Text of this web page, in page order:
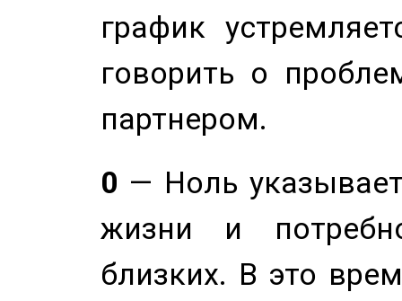
график
говорить о
партнером.
0 — Ноль
жизни и
близких. В это